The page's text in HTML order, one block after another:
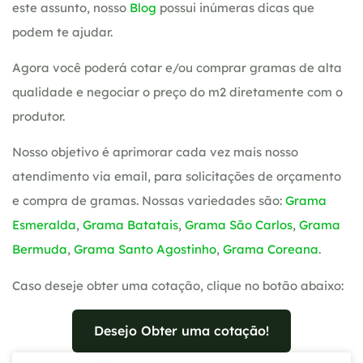
este assunto, nosso Blog possui inúmeras dicas que
podem te ajudar.
Agora você poderá cotar e/ou comprar gramas de alta
qualidade e negociar o preço do m2 diretamente com o
produtor.
Nosso objetivo é aprimorar cada vez mais nosso
atendimento via email, para solicitações de orçamento
e compra de gramas. Nossas variedades são: Grama
Esmeralda, Grama Batatais, Grama São Carlos, Grama
Bermuda, Grama Santo Agostinho, Grama Coreana.
Caso deseje obter uma cotação, clique no botão abaixo:
Desejo Obter uma cotação!